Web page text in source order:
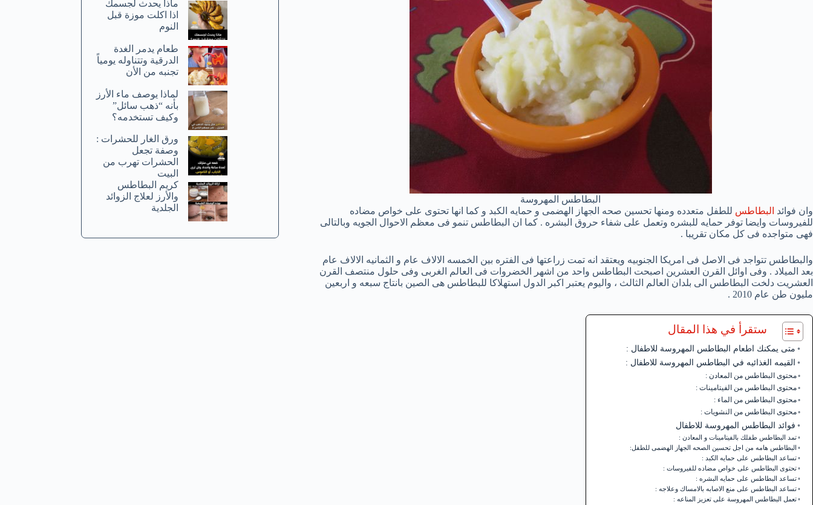
البطاطس المهروسة
وان فوائد البطاطس للطفل متعدده ومنها تحسين صحه الجهاز الهضمى و حمايه الكبد و كما انها تحتوى على خواص مضاده
للفيروسات وايضا توفر حمايه للبشره وتعمل على شفاء حروق البشره . كما ان البطاطس تنمو فى معظم الاحوال الجويه وبالتالى
فهى متواجده فى كل مكان تقريبا .
والبطاطس تتواجد فى الاصل فى امريكا الجنوبيه ويعتقد انه تمت زراعتها فى الفتره بين الخمسه الالاف عام و الثمانيه الالاف عام
بعد الميلاد . وفى اوائل القرن العشرين اصبحت البطاطس واحد من اشهر الخضروات فى العالم الغربى وفى حلول منتصف القرن
العشريت دلخت البطاطس الى بلدان العالم الثالث ، واليوم يعتبر اكبر الدول استهلاكا للبطاطس هى الصين بانتاج سبعه و اربعين
مليون طن عام 2010 .
ستقرأ في هذا المقال
متى يمكنك اطعام البطاطس المهروسة للاطفال :
القيمه الغذائيه في البطاطس المهروسة للاطفال :
محتوى البطاطس من المعادن :
محتوى البطاطس من الفيتامينات :
محتوى البطاطس من الماء :
محتوى البطاطس من النشويات :
فوائد البطاطس المهروسة للاطفال
تمد البطاطس طفلك بالفيتامينات و المعادن :
البطاطس هامه من اجل تحسين الصحه الجهاز الهضمى للطفل:
تساعد البطاطس على حمايه الكبد :
تحتوى البطاطس على خواص مضاده للفيروسات :
تساعد البطاطس على حمايه البشره :
تساعد البطاطس على منع الاصابه بالامساك وعلاجه :
تعمل البطاطس المهروسة على تعزيز المناعه :
ماذا يحدث لجسمك
اذا اكلت موزة قبل
النوم
طعام يدمر الغدة
الدرقية وتتناوله يومياً
تجنبه من الأن
لماذا يوصف ماء الأرز
بأنه “ذهب سائل”
وكيف تستخدمه؟
ورق الغار للحشرات :
وصفة تجعل
الحشرات تهرب من
البيت
كريم البطاطس
والأرز لعلاج الزوائد
الجلدية